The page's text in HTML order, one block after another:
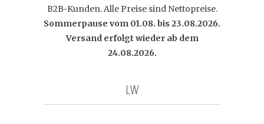
B2B-Kunden. Alle Preise sind Nettopreise.
Sommerpause vom 01.08. bis 23.08.2026.
Versand erfolgt wieder ab dem
24.08.2026.
LW